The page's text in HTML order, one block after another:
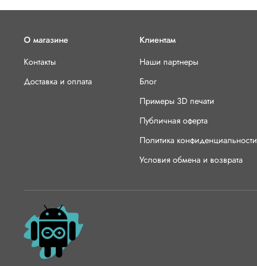
О магазине
Контакты
Доставка и оплата
Клиентам
Наши партнеры
Блог
Примеры 3D печати
Публичная оферта
Политика конфиденциальности
Условия обмена и возврата